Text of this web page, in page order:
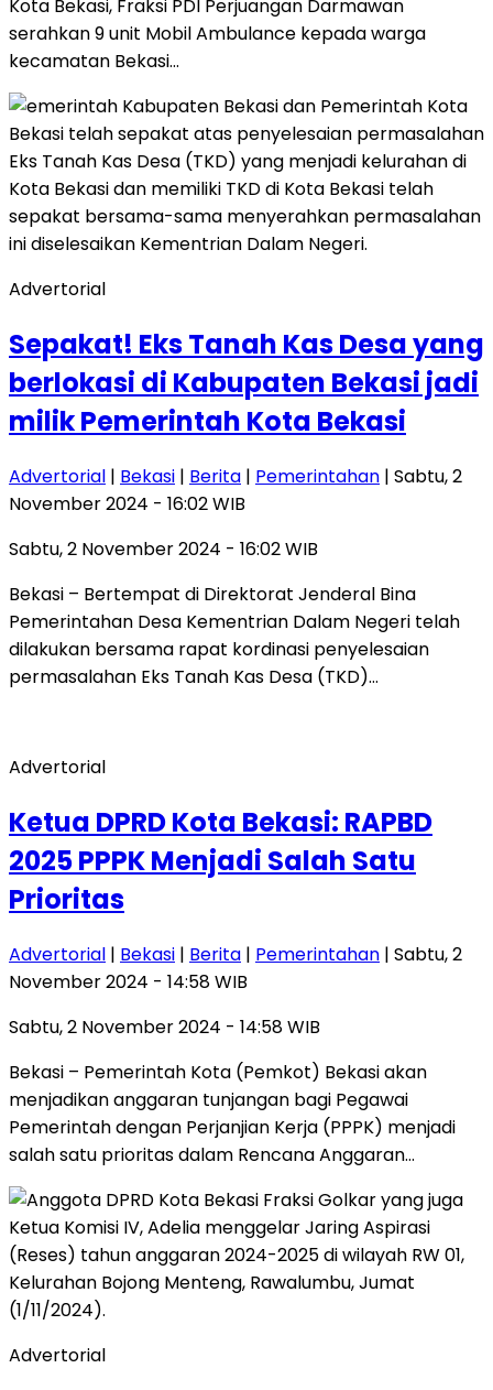
Kota Bekasi, Fraksi PDI Perjuangan Darmawan
serahkan 9 unit Mobil Ambulance kepada warga
kecamatan Bekasi…
Advertorial
Sepakat! Eks Tanah Kas Desa yang
berlokasi di Kabupaten Bekasi jadi
milik Pemerintah Kota Bekasi
Advertorial | Bekasi | Berita | Pemerintahan | Sabtu, 2
November 2024 - 16:02 WIB
Sabtu, 2 November 2024 - 16:02 WIB
Bekasi – Bertempat di Direktorat Jenderal Bina
Pemerintahan Desa Kementrian Dalam Negeri telah
dilakukan bersama rapat kordinasi penyelesaian
permasalahan Eks Tanah Kas Desa (TKD)…
Advertorial
Ketua DPRD Kota Bekasi: RAPBD
2025 PPPK Menjadi Salah Satu
Prioritas
Advertorial | Bekasi | Berita | Pemerintahan | Sabtu, 2
November 2024 - 14:58 WIB
Sabtu, 2 November 2024 - 14:58 WIB
Bekasi – Pemerintah Kota (Pemkot) Bekasi akan
menjadikan anggaran tunjangan bagi Pegawai
Pemerintah dengan Perjanjian Kerja (PPPK) menjadi
salah satu prioritas dalam Rencana Anggaran…
Advertorial